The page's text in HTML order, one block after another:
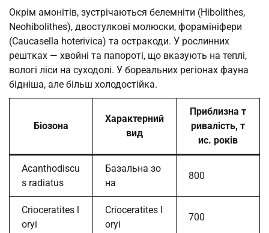
Окрім амонітів, зустрічаються белемніти (Hibolithes,
Neohibolithes), двостулкові молюски, форамініфери
(Caucasella hoterivica) та остракоди. У рослинних
рештках — хвойні та папороті, що вказують на теплі,
вологі ліси на суходолі. У бореальних регіонах фауна
бідніша, але більш холодостійка.
Біозона
Характерний
вид
Приблизна т
ривалість, т
ис. років
Acanthodiscu
s radiatus
Базальна зо
на
800
Crioceratites l
oryi
Crioceratites l
oryi
700